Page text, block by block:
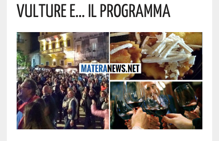
Vulture E… Il Programma